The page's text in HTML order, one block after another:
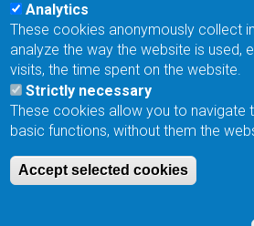
Contact Address
Feedback form
Facebook
Internal Reporting System
input
Menu
Login
Log in
Web Mail
Site Map
Analytics
These cookies anonymously collect
analyze the way the website is used,
visits, the time spent on the website.
Strictly necessary
These cookies allow you to navigate
basic functions, without them the
Accept selected cookies